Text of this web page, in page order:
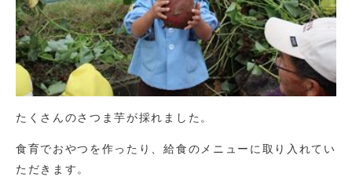
たくさんのさつま芋が採れました。
食育でおやつを作ったり、給食のメニューに取り入れてい
ただきます。